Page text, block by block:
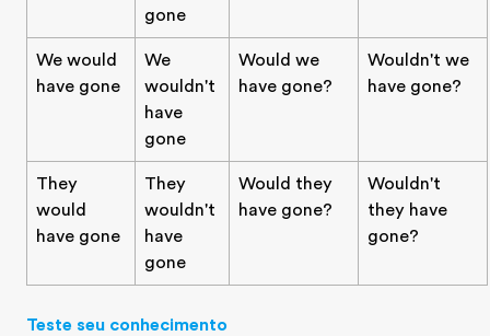
gone
We would
have gone
We
wouldn't
have
gone
Would we
have gone?
Wouldn't we
have gone?
They
would
have gone
They
wouldn't
have
gone
Would they
have gone?
Wouldn't
they have
gone?
Teste seu conhecimento